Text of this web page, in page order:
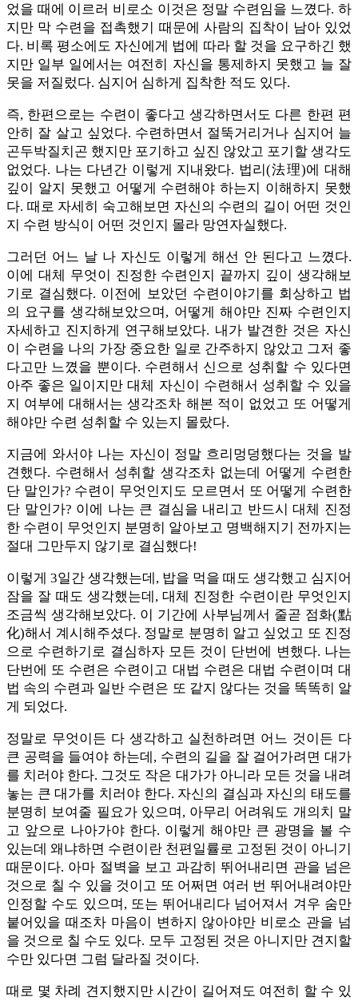
었을 때에 이르러 비로소 이것은 정말 수련임을 느꼈다. 하
지만 막 수련을 접촉했기 때문에 사람의 집착이 남아 있었
다. 비록 평소에도 자신에게 법에 따라 할 것을 요구하긴 했
지만 일부 일에서는 여전히 자신을 통제하지 못했고 늘 잘
못을 저질렀다. 심지어 심하게 집착한 적도 있다.
즉, 한편으로는 수련이 좋다고 생각하면서도 다른 한편 편
안히 잘 살고 싶었다. 수련하면서 절뚝거리거나 심지어 늘
곤두박질치곤 했지만 포기하고 싶진 않았고 포기할 생각도
없었다. 나는 다년간 이렇게 지내왔다. 법리(法理)에 대해
깊이 알지 못했고 어떻게 수련해야 하는지 이해하지 못했
다. 때로 자세히 숙고해보면 자신의 수련의 길이 어떤 것인
지 수련 방식이 어떤 것인지 몰라 망연자실했다.
그러던 어느 날 나 자신도 이렇게 해선 안 된다고 느꼈다.
이에 대체 무엇이 진정한 수련인지 끝까지 깊이 생각해보
기로 결심했다. 이전에 보았던 수련이야기를 회상하고 법
의 요구를 생각해보았으며, 어떻게 해야만 진짜 수련인지
자세하고 진지하게 연구해보았다. 내가 발견한 것은 자신
이 수련을 나의 가장 중요한 일로 간주하지 않았고 그저 좋
다고만 느꼈을 뿐이다. 수련해서 신으로 성취할 수 있다면
아주 좋은 일이지만 대체 자신이 수련해서 성취할 수 있을
지 여부에 대해서는 생각조차 해본 적이 없었고 또 어떻게
해야만 수련 성취할 수 있는지 몰랐다.
지금에 와서야 나는 자신이 정말 흐리멍덩했다는 것을 발
견했다. 수련해서 성취할 생각조차 없는데 어떻게 수련한
단 말인가? 수련이 무엇인지도 모르면서 또 어떻게 수련한
단 말인가? 이에 나는 큰 결심을 내리고 반드시 대체 진정
한 수련이 무엇인지 분명히 알아보고 명백해지기 전까지는
절대 그만두지 않기로 결심했다!
이렇게 3일간 생각했는데, 밥을 먹을 때도 생각했고 심지어
잠을 잘 때도 생각했는데, 대체 진정한 수련이란 무엇인지
조금씩 생각해보았다. 이 기간에 사부님께서 줄곧 점화(點
化)해서 계시해주셨다. 정말로 분명히 알고 싶었고 또 진정
으로 수련하기로 결심하자 모든 것이 단번에 변했다. 나는
단번에 또 수련은 수련이고 대법 수련은 대법 수련이며 대
법 속의 수련과 일반 수련은 또 같지 않다는 것을 똑똑히 알
게 되었다.
정말로 무엇이든 다 생각하고 실천하려면 어느 것이든 다
큰 공력을 들여야 하는데, 수련의 길을 잘 걸어가려면 대가
를 치러야 한다. 그것도 작은 대가가 아니라 모든 것을 내려
놓는 큰 대가를 치러야 한다. 자신의 결심과 자신의 태도를
분명히 보여줄 필요가 있으며, 아무리 어려워도 개의치 말
고 앞으로 나아가야 한다. 이렇게 해야만 큰 광명을 볼 수
있는데 왜냐하면 수련이란 천편일률로 고정된 것이 아니기
때문이다. 아마 절벽을 보고 과감히 뛰어내리면 관을 넘은
것으로 칠 수 있을 것이고 또 어쩌면 여러 번 뛰어내려야만
인정할 수도 있으며, 또는 뛰어내리다 넘어져서 겨우 숨만
붙어있을 때조차 마음이 변하지 않아야만 비로소 관을 넘
을 것으로 칠 수도 있다. 모두 고정된 것은 아니지만 견지할
수만 있다면 그럼 달라질 것이다.
때로 몇 차례 견지했지만 시간이 길어져도 여전히 할 수 있